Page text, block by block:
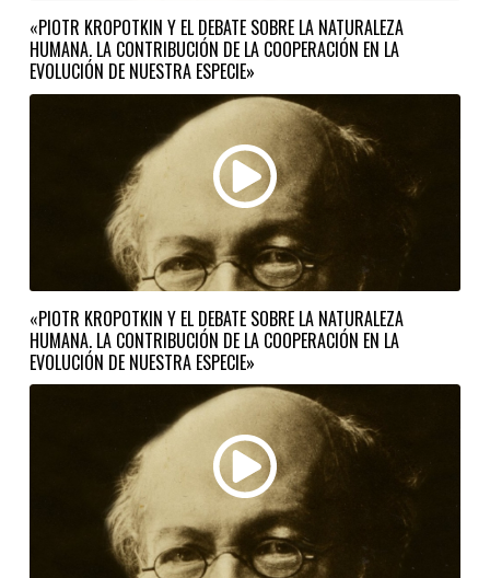
«PIOTR KROPOTKIN Y EL DEBATE SOBRE LA NATURALEZA
HUMANA. LA CONTRIBUCIÓN DE LA COOPERACIÓN EN LA
EVOLUCIÓN DE NUESTRA ESPECIE»
«PIOTR KROPOTKIN Y EL DEBATE SOBRE LA NATURALEZA
HUMANA. LA CONTRIBUCIÓN DE LA COOPERACIÓN EN LA
EVOLUCIÓN DE NUESTRA ESPECIE»